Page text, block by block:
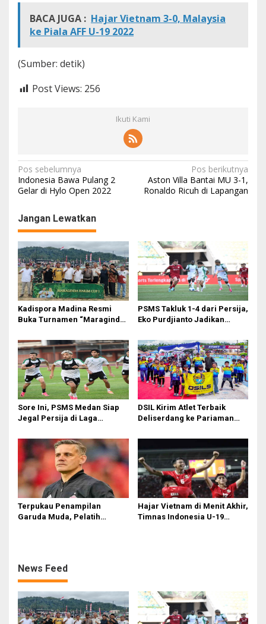
BACA JUGA : Hajar Vietnam 3-0, Malaysia
ke Piala AFF U-19 2022
(Sumber: detik)
Post Views: 256
Ikuti Kami
N
a
i
g
a
s
i
p
o
s
Pos sebelumnya
Indonesia Bawa Pulang 2
Gelar di Hylo Open 2022
Pos berikutnya
Aston Villa Bantai MU 3-1,
Ronaldo Ricuh di Lapangan
Jangan Lewatkan
Kadispora Madina Resmi
Buka Turnamen “Maraginda
PSMS Takluk 1-4 dari Persija,
Eko Purdjianto Jadikan
di Liga 2
Sore Ini, PSMS Medan Siap
Jegal Persija di Laga
DSIL Kirim Atlet Terbaik
Deliserdang ke Pariaman
Terpukau Penampilan
Garuda Muda, Pelatih
Hajar Vietnam di Menit Akhir,
Timnas Indonesia U-19
News Feed